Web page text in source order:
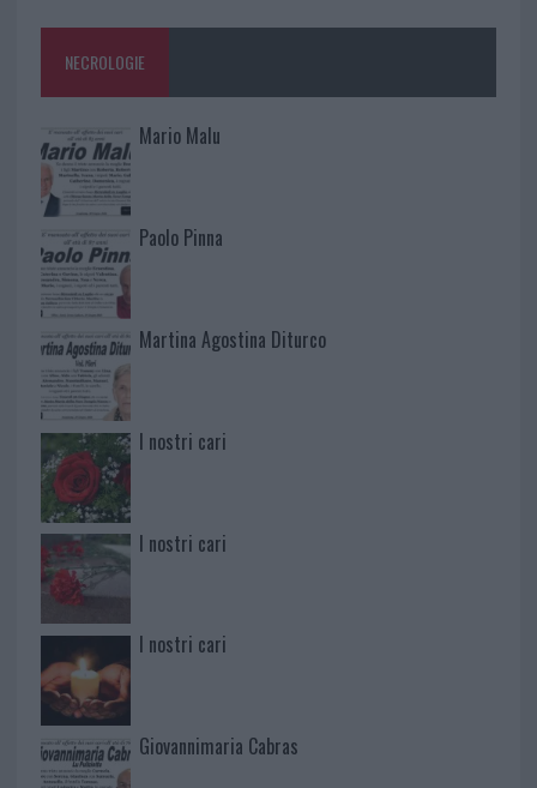
NECROLOGIE
Mario Malu
Paolo Pinna
Martina Agostina Diturco
I nostri cari
I nostri cari
I nostri cari
Giovannimaria Cabras